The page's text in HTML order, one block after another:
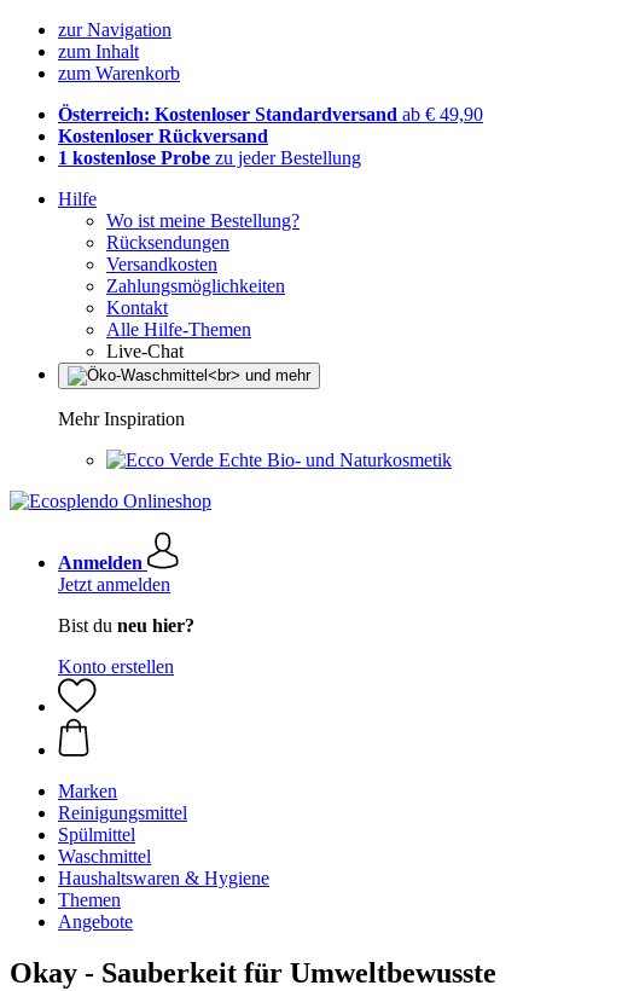
zur Navigation
zum Inhalt
zum Warenkorb
Österreich: Kostenloser Standardversand ab € 49,90
Kostenloser Rückversand
1 kostenlose Probe zu jeder Bestellung
Hilfe
Wo ist meine Bestellung?
Rücksendungen
Versandkosten
Zahlungsmöglichkeiten
Kontakt
Alle Hilfe-Themen
Live-Chat
Mehr Inspiration
Echte Bio- und Naturkosmetik
Anmelden
Jetzt anmelden
Bist du neu hier?
Konto erstellen
Marken
Reinigungsmittel
Spülmittel
Waschmittel
Haushaltswaren & Hygiene
Themen
Angebote
Okay - Sauberkeit für Umweltbewusste